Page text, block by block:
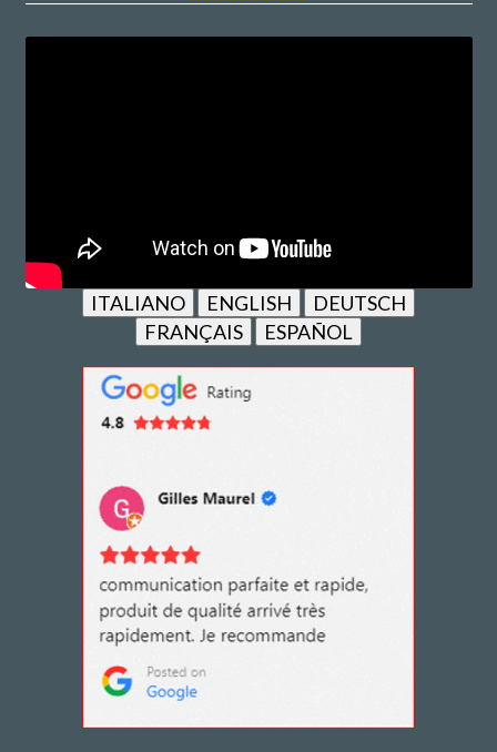
ITALIANO ENGLISH
DEUTSCH
FRANÇAIS
ESPAÑOL